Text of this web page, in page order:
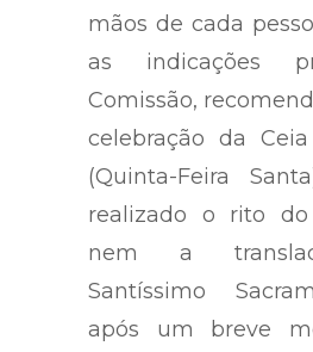
mãos de cada
as indicações
Comissão,
celebração da
(Quinta-Feira
realizado o rito
nem a
Santíssimo
após um breve